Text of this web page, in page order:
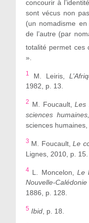
concourir à
sont vécus non
(un nomadisme
de l’autre (par
totalité permet ces
».
1 M. Leiris,
1982, p. 13.
2 M. Foucault, Les
sciences humaines,
sciences humaines,
3 M. Foucault,Le
Lignes, 2010, p. 15.
4L. Moncelon, Le
Nouvelle-
1886, p. 128.
5 Ibid, p. 18.